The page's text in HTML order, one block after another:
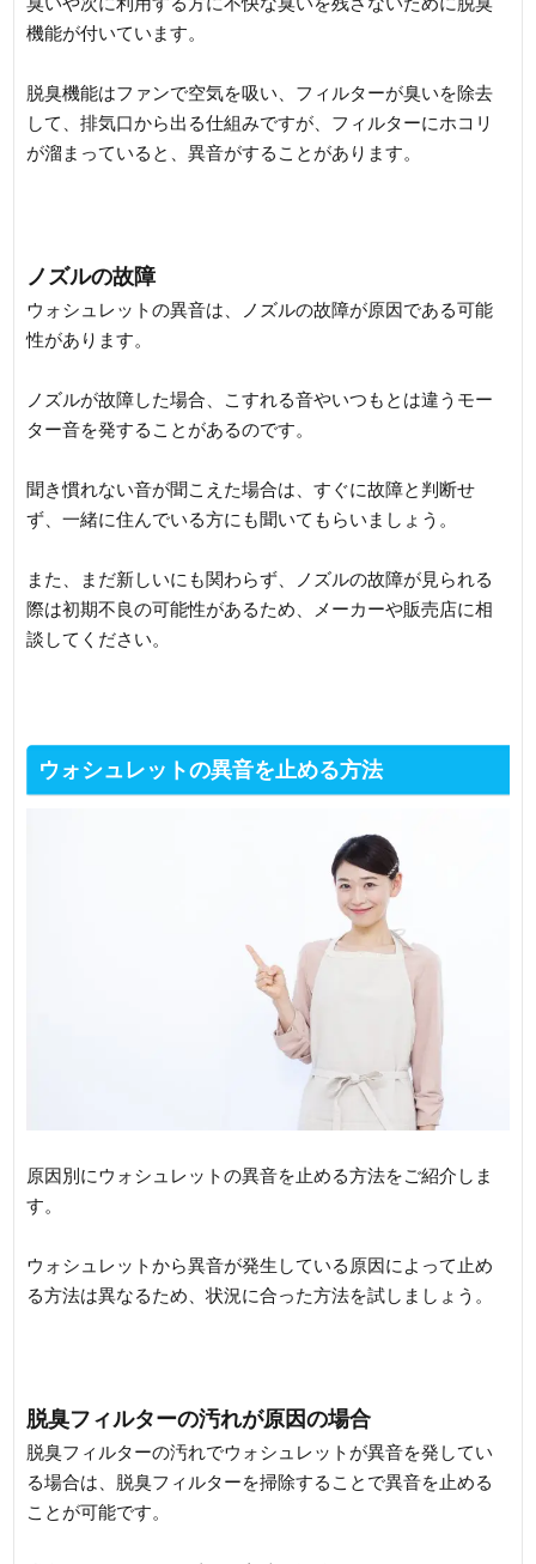
機能が付いています。
脱臭機能はファンで空気を吸い、フィルターが臭いを除去
して、排気口から出る仕組みですが、フィルターにホコリ
が溜まっていると、異音がすることがあります。
ノズルの故障
ウォシュレットの異音は、ノズルの故障が原因である可能
性があります。
ノズルが故障した場合、こすれる音やいつもとは違うモー
ター音を発することがあるのです。
聞き慣れない音が聞こえた場合は、すぐに故障と判断せ
ず、一緒に住んでいる方にも聞いてもらいましょう。
また、まだ新しいにも関わらず、ノズルの故障が見られる
際は初期不良の可能性があるため、メーカーや販売店に相
談してください。
ウォシュレットの異音を止める方法
原因別にウォシュレットの異音を止める方法をご紹介しま
す。
ウォシュレットから異音が発生している原因によって止め
る方法は異なるため、状況に合った方法を試しましょう。
脱臭フィルターの汚れが原因の場合
脱臭フィルターの汚れでウォシュレットが異音を発してい
る場合は、脱臭フィルターを掃除することで異音を止める
ことが可能です。